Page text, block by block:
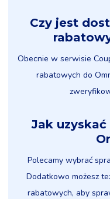
Czy jest
Obecnie w serwisie
rabatowych do
Jak
Polecamy wybrać
Dodatkowo możesz
rabatowych, aby